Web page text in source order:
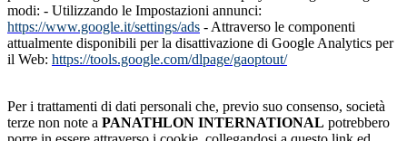
modi: - Utilizzando le Impostazioni annunci:
https://www.google.it/settings/ads - Attraverso le componenti
attualmente disponibili per la disattivazione di Google Analytics per
il Web: https://tools.google.com/dlpage/gaoptout/
Per i trattamenti di dati personali che, previo suo consenso, società
terze non note a PANATHLON INTERNATIONAL potrebbero